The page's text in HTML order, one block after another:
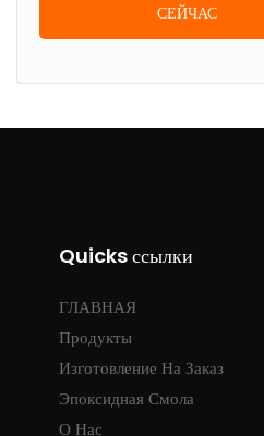
СЕЙЧАС
Quicks ссылки
ГЛАВНАЯ
Продукты
Изготовление На Заказ
Эпоксидная Смола
О Нас